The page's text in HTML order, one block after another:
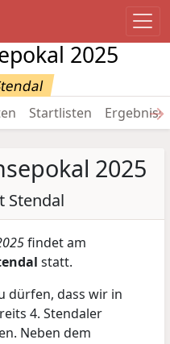
2025
Startlisten →
2025
Stendal
findet am
statt.
dürfen, dass wir in
4. Stendaler
Neben dem